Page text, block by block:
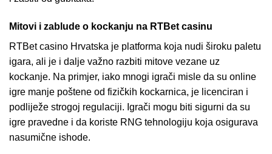
Mitovi i zablude o kockanju na RTBet casinu
RTBet casino Hrvatska je platforma koja nudi široku paletu
igara, ali je i dalje važno razbiti mitove vezane uz
kockanje. Na primjer, iako mnogi igrači misle da su online
igre manje poštene od fizičkih kockarnica, je licenciran i
podliježe strogoj regulaciji. Igrači mogu biti sigurni da su
igre pravedne i da koriste RNG tehnologiju koja osigurava
nasumične ishode.